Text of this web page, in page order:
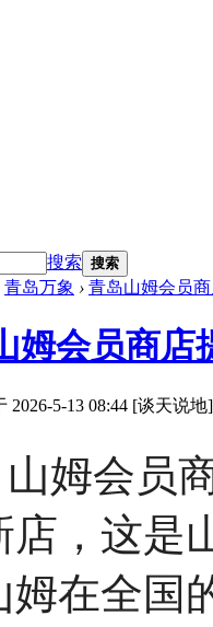
搜索 搜索
青岛万象 › 青岛山姆会员
姆会员商店
2026-5-13 08:44 [谈天说
山姆会员
店，这是
姆在全国